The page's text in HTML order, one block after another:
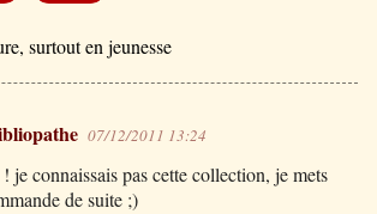
surtout en jeunesse
07/12/2011 13:24
je connaissais pas cette collection, je mets
de suite ;)